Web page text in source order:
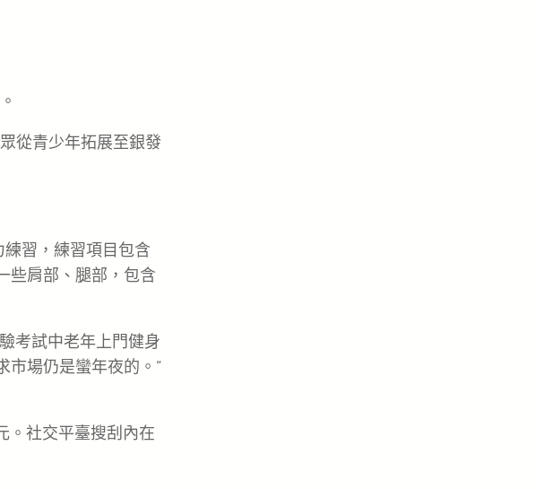
從青少年拓展至銀發
習，練習項目包含
些肩部、腿部，包含
考試中老年上門健身
市場仍是蠻年夜的。”
。社交平臺搜刮內在